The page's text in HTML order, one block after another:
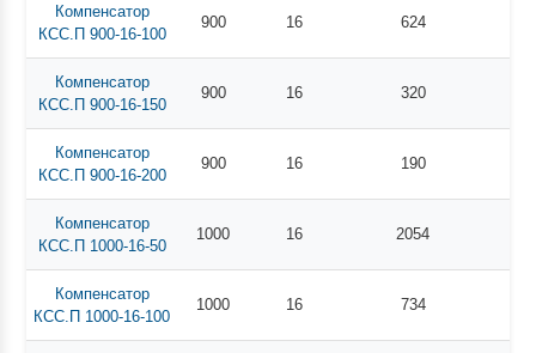
Компенсатор
КСС.П 900-16-100
900 16 624
Компенсатор
КСС.П 900-16-150
900 16 320
Компенсатор
КСС.П 900-16-200
900 16 190
Компенсатор
КСС.П 1000-16-50
1000 16 2054
Компенсатор
КСС.П 1000-16-100
1000 16 734